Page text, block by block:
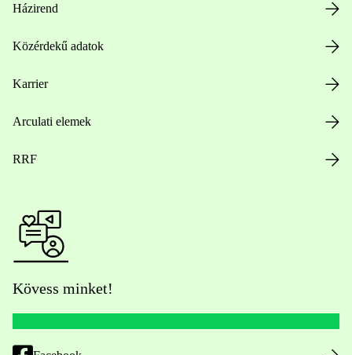
Házirend
Közérdekű adatok
Karrier
Arculati elemek
RRF
Kövess minket!